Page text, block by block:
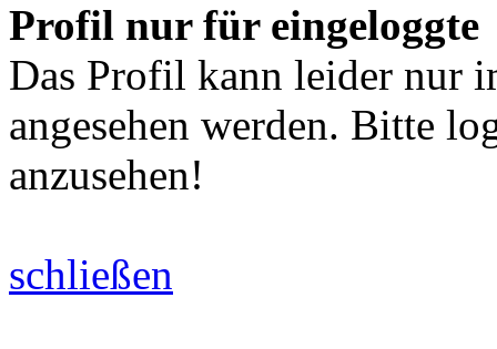
Profil nur für eingeloggte
Das Profil kann leider nur
angesehen werden. Bitte
anzusehen!
schließen